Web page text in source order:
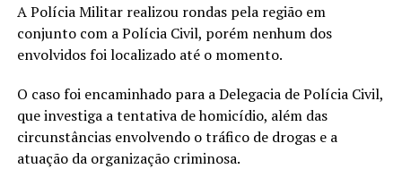
A Polícia Militar realizou rondas pela região em
conjunto com a Polícia Civil, porém nenhum dos
envolvidos foi localizado até o momento.
O caso foi encaminhado para a Delegacia de Polícia Civil,
que investiga a tentativa de homicídio, além das
circunstâncias envolvendo o tráfico de drogas e a
atuação da organização criminosa.